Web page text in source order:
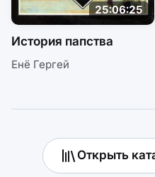
25:06:25
История папства
Енё Гергей
Открыть